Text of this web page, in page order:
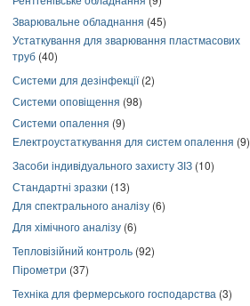
Зварювальне обладнання (45)
Устаткування для зварювання пластмасових
труб (40)
Системи для дезінфекції(2)
Системи оповіщення (98)
Системи опалення (9)
Електроустаткування для систем опалення (9)
Засоби індивідуального захисту ЗІЗ (10)
Стандартні зразки (13)
Для спектрального аналізу (6)
Для хімічного аналізу (6)
Тепловізійний контроль (92)
Пірометри (37)
Техніка для фермерського господарства (3)